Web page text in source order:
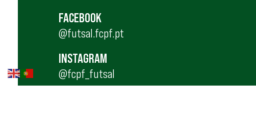
FACEBOOK
@futsal.fcpf.pt
INSTAGRAM
@fcpf_futsal